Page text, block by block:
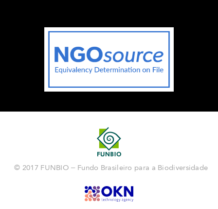
© 2017 FUNBIO – Fundo Brasileiro para a Biodiversidade